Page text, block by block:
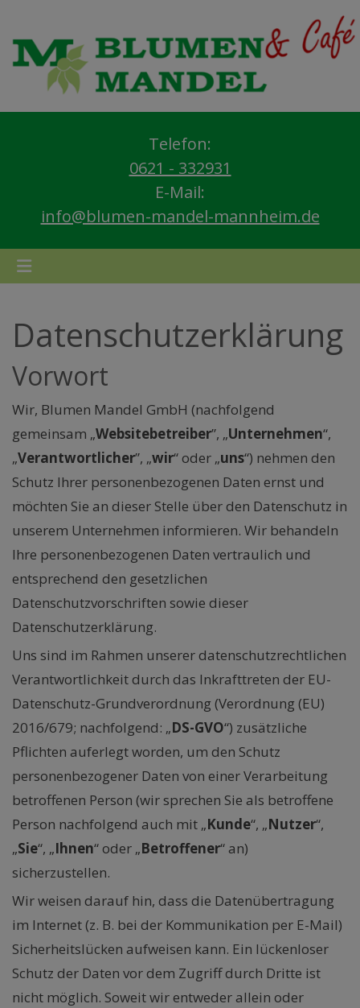
Telefon:
0621 - 332931
E-Mail:
info@blumen-mandel-mannheim.de
Datenschutzerklärung
Vorwort
Wir, Blumen Mandel GmbH (nachfolgend
gemeinsam „Websitebetreiber”, „Unternehmen“,
„Verantwortlicher”, „wir“ oder „uns“) nehmen den
Schutz Ihrer personenbezogenen Daten ernst und
möchten Sie an dieser Stelle über den Datenschutz in
unserem Unternehmen informieren. Wir behandeln
Ihre personenbezogenen Daten vertraulich und
entsprechend den gesetzlichen
Datenschutzvorschriften sowie dieser
Datenschutzerklärung.
Uns sind im Rahmen unserer datenschutzrechtlichen
Verantwortlichkeit durch das Inkrafttreten der EU-
Datenschutz-Grundverordnung (Verordnung (EU)
2016/679; nachfolgend: „DS-GVO“) zusätzliche
Pflichten auferlegt worden, um den Schutz
personenbezogener Daten von einer Verarbeitung
betroffenen Person (wir sprechen Sie als betroffene
Person nachfolgend auch mit „Kunde“, „Nutzer“,
„Sie“, „Ihnen“ oder „Betroffener“ an)
sicherzustellen.
Wir weisen darauf hin, dass die Datenübertragung
im Internet (z. B. bei der Kommunikation per E-Mail)
Sicherheitslücken aufweisen kann. Ein lückenloser
Schutz der Daten vor dem Zugriff durch Dritte ist
nicht möglich. Soweit wir entweder allein oder